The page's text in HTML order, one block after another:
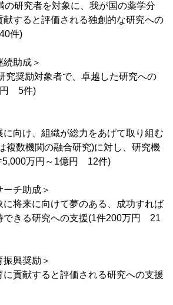
の研究者を対象に、我が国の薬学分
献すると評価される独創的な研究への
件)
続助成＞
究奨励対象者で、卓越した研究への
円 5件)
向け、組織が総力をあげて取り組む
複数機関の融合研究)に対し、研究機
5,000万円～1億円 12件)
ーチ助成＞
に将来に向けて夢のある、成功すれば
できる研究への支援(1件200万円 21
振興奨励＞
貢献すると評価される研究への支援